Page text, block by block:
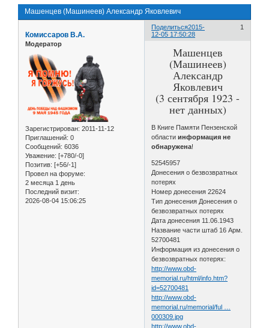
Машенцев (Машинеев) Александр Яковлевич
Поделиться 1
2015-
12-05 17:50:28
Комиссаров В.А.
Модератор
Зарегистрирован: 2011-11-12
Приглашений: 0
Сообщений: 6036
Уважение: [+780/-0]
Позитив: [+56/-1]
Провел на форуме:
2 месяца 1 день
Последний визит:
2026-08-04 15:06:25
Машенцев
(Машинеев)
Александр
Яковлевич
(3 сентября 1923 -
нет данных)
В Книге Памяти Пензенской
областиинформация не
обнаружена!
52545957
Донесения о безвозвратных
потерях
Номер донесения 22624
Тип донесения Донесения о
безвозвратных потерях
Дата донесения 11.06.1943
Название части штаб 16 Арм.
52700481
Информация из донесения о
безвозвратных потерях:
http://www.obd-
memorial.ru/html/info.htm?
id=52700481
http://www.obd-
memorial.ru/memorial/ful …
000309.jpg
http://www.obd-